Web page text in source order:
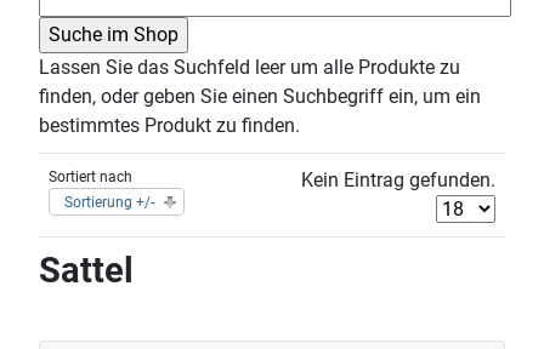
Lassen Sie das Suchfeld leer um alle Produkte zu
finden, oder geben Sie einen Suchbegriff ein, um ein
bestimmtes Produkt zu finden.
Sortiert nach
Sortierung +/-
Kein Eintrag gefunden.
Sattel